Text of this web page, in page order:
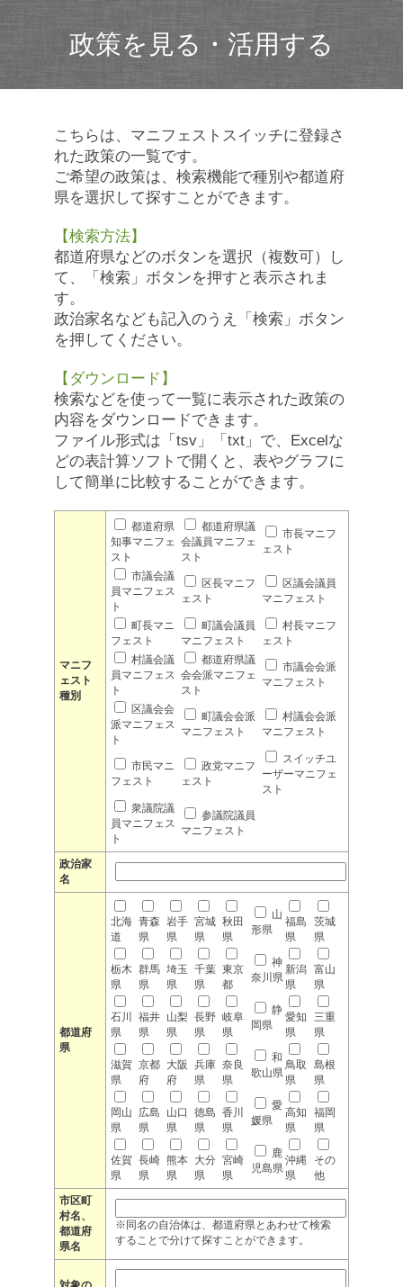
政策を見る・活用する
こちらは、マニフェストスイッチに登録さ
れた政策の一覧です。
ご希望の政策は、検索機能で種別や都道府
県を選択して探すことができます。
【検索方法】
都道府県などのボタンを選択（複数可）し
て、「検索」ボタンを押すと表示されま
す。
政治家名なども記入のうえ「検索」ボタン
を押してください。
【ダウンロード】
検索などを使って一覧に表示された政策の
内容をダウンロードできます。
ファイル形式は「tsv」「txt」で、Excelな
どの表計算ソフトで開くと、表やグラフに
して簡単に比較することができます。
マニフ
ェスト
種別
都道府県
知事マニフェ
スト
都道府県議
会議員マニフェ
スト
市長マニフ
ェスト
市議会議
員マニフェス
ト
区長マニフ
ェスト
区議会議員
マニフェスト
町長マニ
フェスト
町議会議員
マニフェスト
村長マニフ
ェスト
村議会議
員マニフェス
ト
都道府県議
会会派マニフェ
スト
市議会会派
マニフェスト
区議会会
派マニフェス
ト
町議会会派
マニフェスト
村議会会派
マニフェスト
市民マニ
フェスト
政党マニフ
ェスト
スイッチユ
ーザーマニフェ
スト
衆議院議
員マニフェス
ト
参議院議員
マニフェスト
政治家
名
都道府
県
北海
道
青森
県
岩手
県
宮城
県
秋田
県
山
形県
福島
県
茨城
県
栃木
県
群馬
県
埼玉
県
千葉
県
東京
都
神
奈川県
新潟
県
富山
県
石川
県
福井
県
山梨
県
長野
県
岐阜
県
静
岡県
愛知
県
三重
県
滋賀
県
京都
府
大阪
府
兵庫
県
奈良
県
和
歌山県
鳥取
県
島根
県
岡山
県
広島
県
山口
県
徳島
県
香川
県
愛
媛県
高知
県
福岡
県
佐賀
県
長崎
県
熊本
県
大分
県
宮崎
県
鹿
児島県
沖縄
県
その
他
市区町
村名、
都道府
県名
※同名の自治体は、都道府県とあわせて検索
することで分けて探すことができます。